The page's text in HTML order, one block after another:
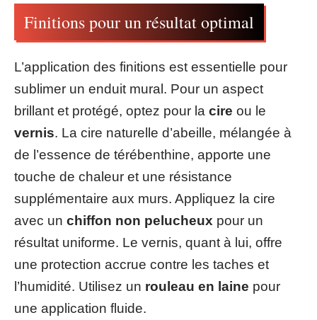
Finitions pour un résultat optimal
L’application des finitions est essentielle pour
sublimer un enduit mural. Pour un aspect
brillant et protégé, optez pour la cire ou le
vernis. La cire naturelle d’abeille, mélangée à
de l’essence de térébenthine, apporte une
touche de chaleur et une résistance
supplémentaire aux murs. Appliquez la cire
avec un chiffon non pelucheux pour un
résultat uniforme. Le vernis, quant à lui, offre
une protection accrue contre les taches et
l’humidité. Utilisez un rouleau en laine pour
une application fluide.